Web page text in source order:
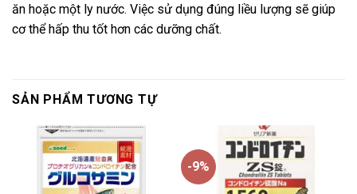
ăn hoặc một ly nước. Việc sử dụng đúng liều lượng sẽ giúp
cơ thể hấp thu tốt hơn các dưỡng chất.
SẢN PHẨM TƯƠNG TỰ
-9%